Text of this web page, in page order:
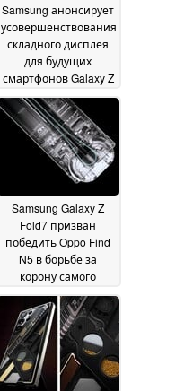
Samsung анонсирует
усовершенствования
складного дисплея
для будущих
смартфонов Galaxy Z
Fold06 March 2025
Samsung Galaxy Z
Fold7 призван
победить Oppo Find
N5 в борьбе за
корону самого
прочного в мире
складного
смартфона05 March
2025